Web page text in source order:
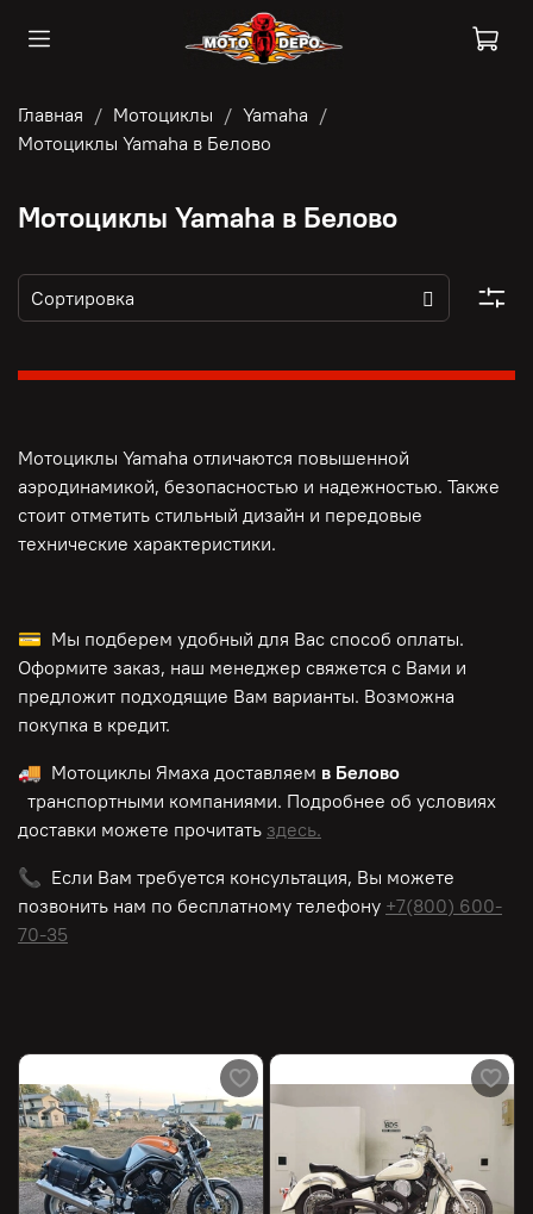
Главная Мотоциклы
Yamaha
Мотоциклы Yamaha в Белово
Мотоциклы Yamaha в Белово
Мотоциклы Yamaha отличаются повышенной
аэродинамикой, безопасностью и надежностью. Также
стоит отметить стильный дизайн и передовые
технические характеристики.
💳 Мы подберем удобный для Вас способ оплаты.
Оформите заказ, наш менеджер свяжется с Вами и
предложит подходящие Вам варианты. Возможна
покупка в кредит.
🚚 Мотоциклы Ямаха доставляем в Белово
транспортными компаниями. Подробнее об условиях
доставки можете прочитать здесь.
📞 Если Вам требуется консультация, Вы можете
позвонить нам по бесплатному телефону +7(800) 600-
70-35